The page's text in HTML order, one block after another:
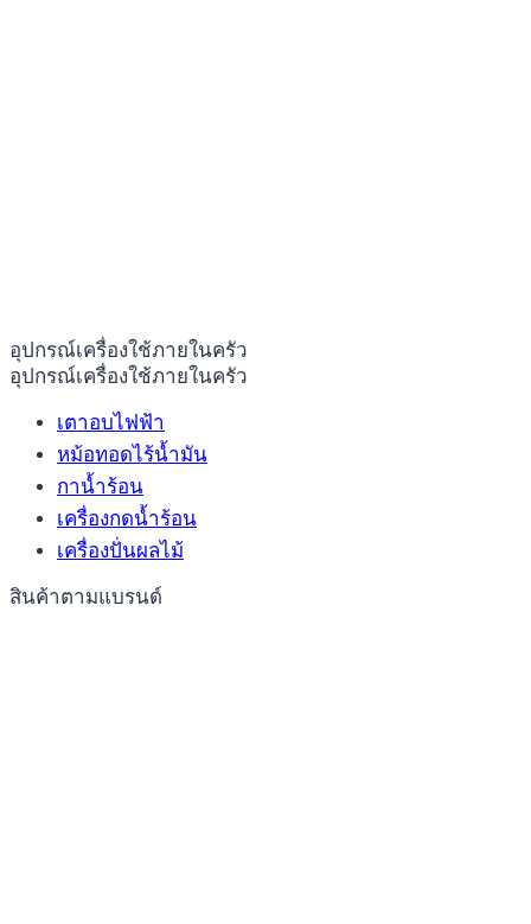
อุปกรณ์เครื่องใช้ภายในครัว
อุปกรณ์เครื่องใช้ภายในครัว
เตาอบไฟฟ้า
หม้อทอดไร้น้ำมัน
กาน้ำร้อน
เครื่องกดน้ำร้อน
เครื่องปั่นผลไม้
สินค้าตามแบรนด์